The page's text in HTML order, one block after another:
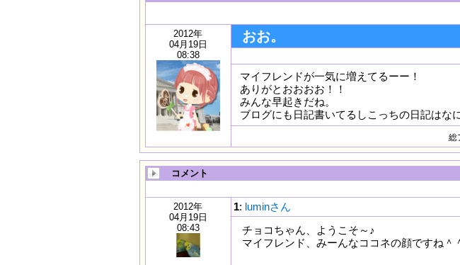
2012年
04月19日
08:38
おお。
マイフレンドが一気に増えてるーー！
ありがとおおおお！！
みんな早起きだね。
ブログにも日記書いてるしこっちの日記はな
総
コメント
2012年
04月19日
08:43
1: luminさん
チョコちゃん、ようこそ～♪
マイフレンド、みーんなココネの顔ですね＾